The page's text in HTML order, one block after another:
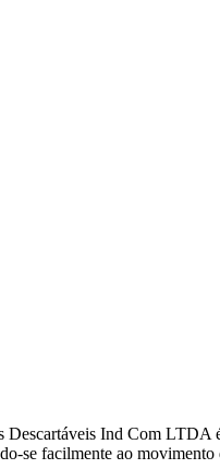
Ind Com LTDA
se facilmente ao movimento